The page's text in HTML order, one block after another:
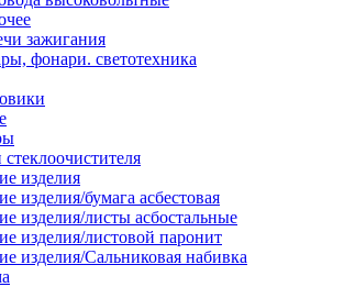
зажигания
фонари. светотехника
изделия
изделия/бумага асбестовая
изделия/листы асбостальные
изделия/листовой паронит
изделия/Сальниковая набивка